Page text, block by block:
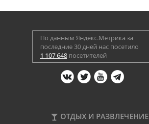
По данным Яндекс.Метрика за
последние 30 дней нас посетило
1 107 648 посетителей
ОТДЫХ И РАЗВЛЕЧЕНИЕ